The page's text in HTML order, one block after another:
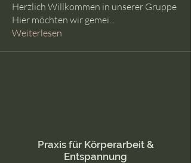
Herzlich Willkommen in unserer Gruppe
Hier möchten wir gemei...
Weiterlesen
Praxis für Körperarbeit &
Entspannung